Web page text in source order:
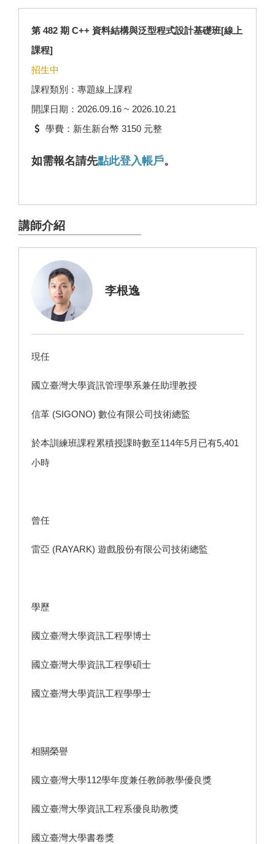
第 482 期 C++ 資料結構與泛型程式設計基礎班[線上
課程]
招生中
課程類別：專題線上課程
開課日期：2026.09.16 ~ 2026.10.21
學費：新生新台幣 3150 元整
如需報名請先點此登入帳戶。
講師介紹
李根逸
現任
國立臺灣大學資訊管理學系兼任助理教授
信革 (SIGONO) 數位有限公司技術總監
於本訓練班課程累積授課時數至114年5月已有5,401
小時
曾任
雷亞 (RAYARK) 遊戲股份有限公司技術總監
學歷
國立臺灣大學資訊工程學博士
國立臺灣大學資訊工程學碩士
國立臺灣大學資訊工程學學士
相關榮譽
國立臺灣大學112學年度兼任教師教學優良獎
國立臺灣大學資訊工程系優良助教獎
國立臺灣大學書卷獎